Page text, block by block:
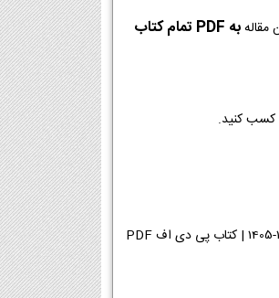
مقاله
به PDF تمام کتاب
کسب کنید.
دانلود پی دی اف کتاب نگارش هفتم 1404-1405 | دانلود PDF کتاب نگارش پایه هفتم دانلود PDF کتاب نگارش + چاپ 1404-1405 | کتاب پی دی اف PDF